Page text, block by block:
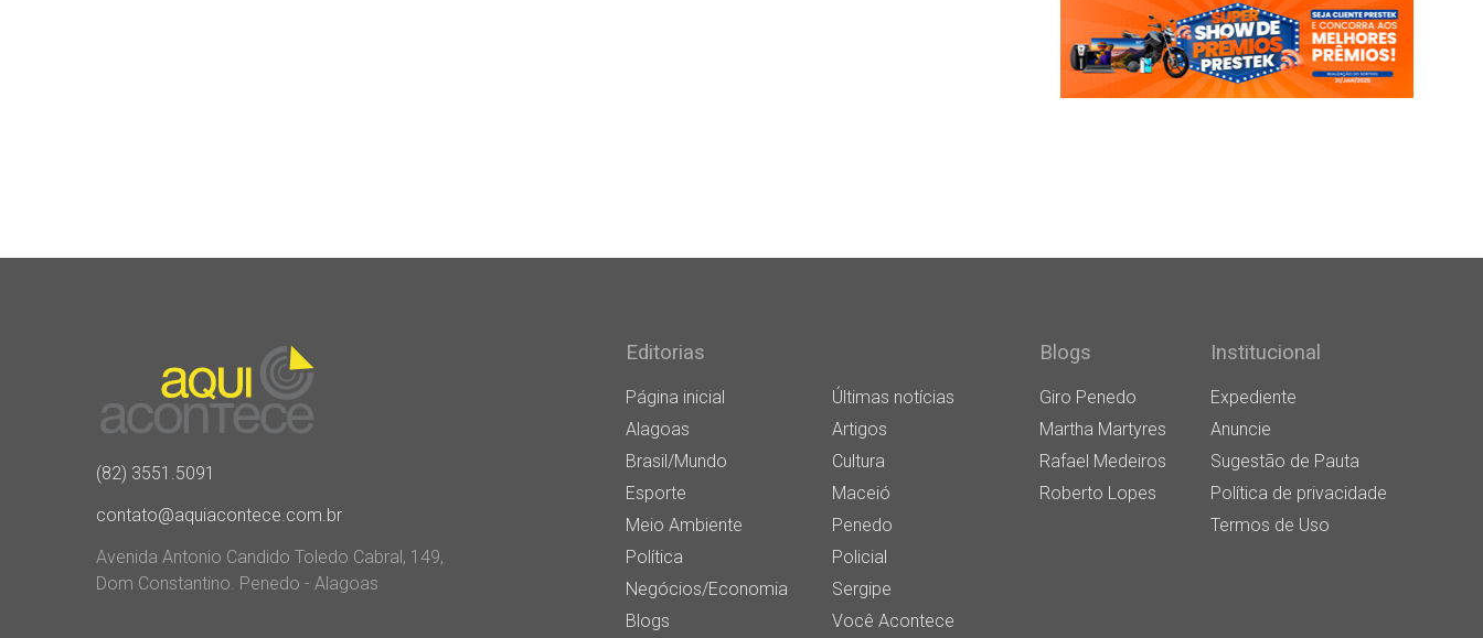
(82) 3551.5091
contato@aquiacontece.com.br
Avenida Antonio Candido Toledo Cabral, 149,
Dom Constantino. Penedo - Alagoas
Editorias
Página inicial
Últimas notícias
Alagoas
Artigos
Brasil/Mundo
Cultura
Esporte
Maceió
Meio Ambiente
Penedo
Política
Policial
Negócios/Economia
Sergipe
Blogs
Você Acontece
Blogs
Giro Penedo
Martha Martyres
Rafael Medeiros
Roberto Lopes
Institucional
Expediente
Anuncie
Sugestão de Pauta
Política de privacidade
Termos de Uso